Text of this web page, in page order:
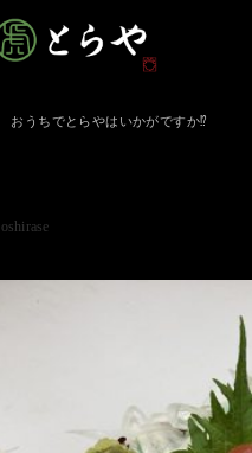
おうちでとらやはいかがですか⁉️
oshirase